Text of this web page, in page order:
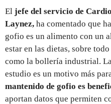
El jefe del servicio de
Laynez, ha comentado que
gofio es un alimento con un
estar en las dietas, sobre
como la bollería industrial.
estudio es un motivo más
mantenido de gofio es
aportan datos que permiten